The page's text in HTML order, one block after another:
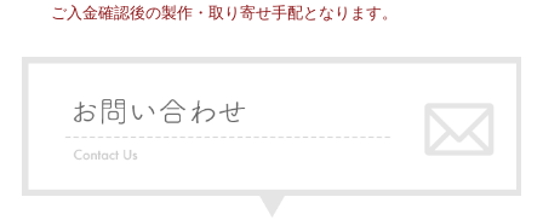
ご入金確認後の製作・取り寄せ手配となります。